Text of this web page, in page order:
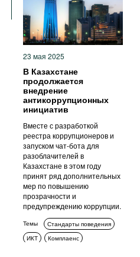
23 мая 2025
В Казахстане
продолжается
внедрение
антикоррупционных
инициатив
Вместе с разработкой
реестра коррупционеров и
запуском чат-бота для
разоблачителей в
Казахстане в этом году
принят ряд дополнительных
мер по повышению
прозрачности и
предупреждению коррупции.
Темы
Стандарты поведения
ИКТ
Комплаенс